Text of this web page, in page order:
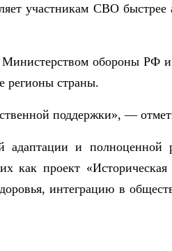
участникам СВО
Министерством обороны РФ
регионы страны.
поддержки», —
и полноценной
какпроект «Историческая
интеграцию в